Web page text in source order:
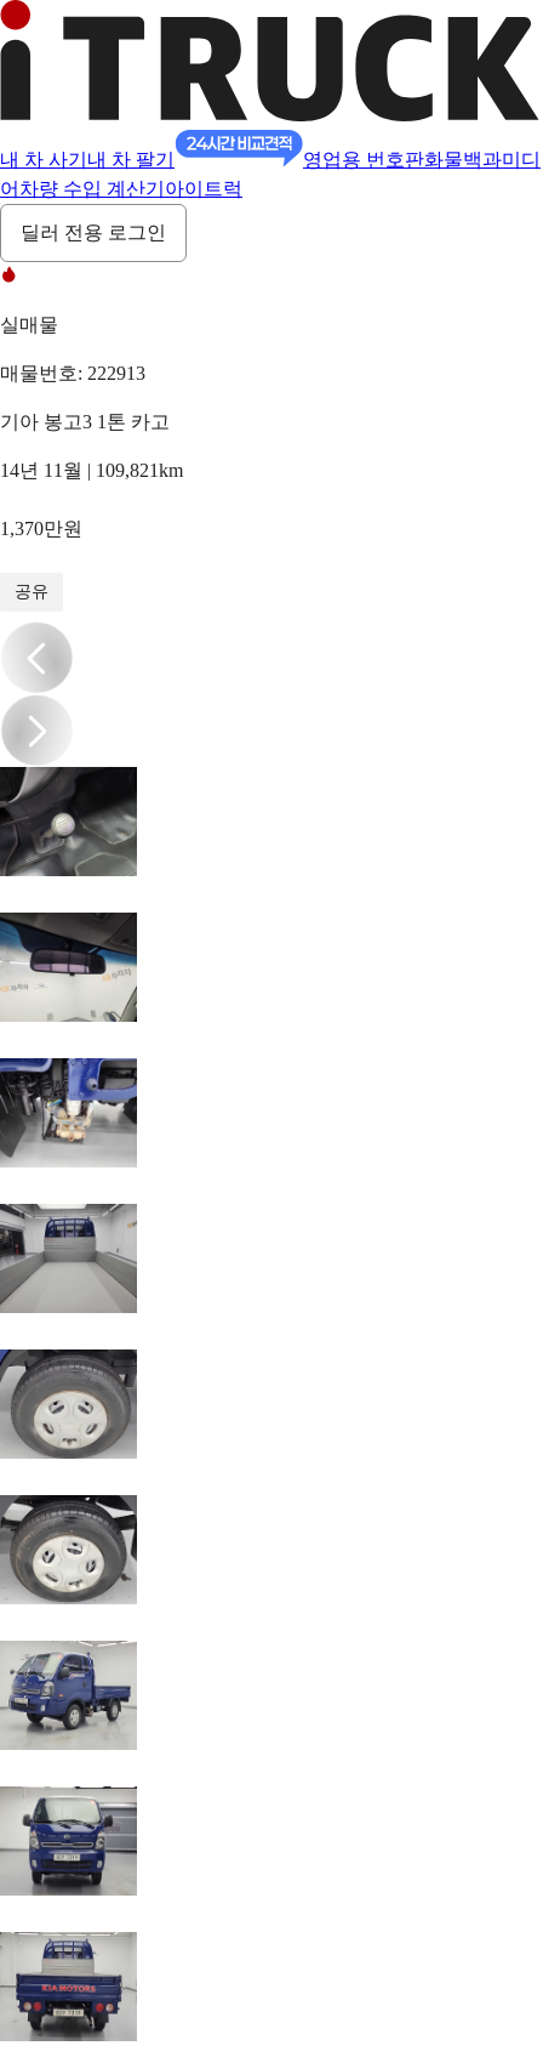
내 차 사기 내 차 팔기 영업용 번호판화물백과미디
어 차량 수입 계산기 아이트럭
딜러 전용 로그인
실매물
매물번호: 222913
기아 봉고3 1톤 카고
14년 11월 | 109,821km
1,370만원
공유
/18